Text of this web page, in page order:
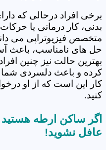
برخی افراد درحالی که
بدنی، کار درمانی یا
متخصص فیزیوتراپی می
حل های نامناسب، باعث
بهترین حالت نیز چنین
کرده و باعث دلسردی شما
کار این است که از او
کنید.
اگر ساکن ارطه هستید
عافل نشوید!